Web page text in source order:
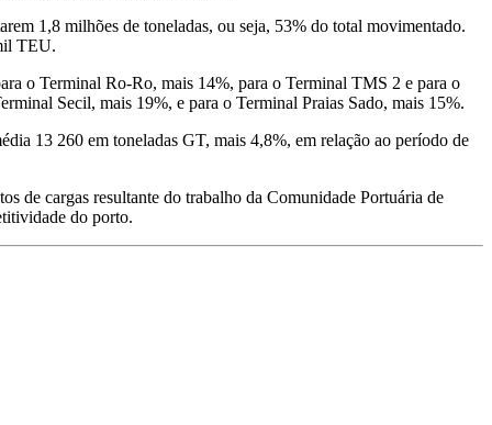
1,8 milhões de toneladas, ou seja, 53% do total movimentado.
TEU.
o Terminal Ro-Ro, mais 14%, para o Terminal TMS 2 e para o
Secil, mais 19%, e para o Terminal Praias Sado, mais 15%.
13 260 em toneladas GT, mais 4,8%, em relação ao período de
de cargas resultante do trabalho da Comunidade Portuária de
do porto.